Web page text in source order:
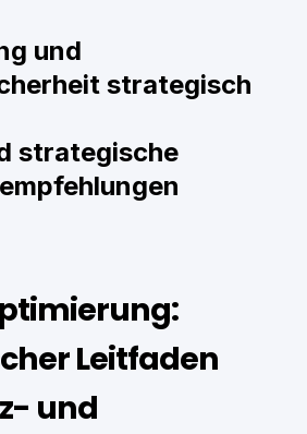
und
strategisch
strategische
Leitfaden
und